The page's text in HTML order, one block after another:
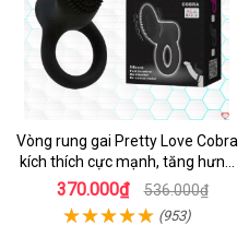
Vòng rung gai Pretty Love Cobra
kích thích cực mạnh, tăng hưng
phấn
370.000₫ 536.000₫
(953)